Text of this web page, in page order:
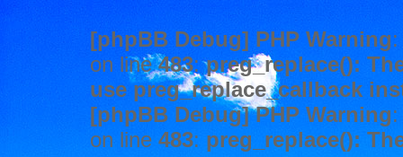
[phpBB Debug] PHP Warning
on line483:preg_replace():
use preg_replace_callback
[phpBB Debug] PHP Warning
on line 483: preg_replace():